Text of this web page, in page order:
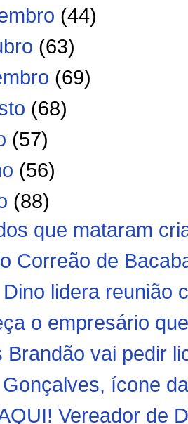
(44)
(63)
(69)
(68)
(57)
(56)
(88)
que mataram
Correão de
lidera reunião
o empresário
Brandão vai pedir
ícone
Vereador de